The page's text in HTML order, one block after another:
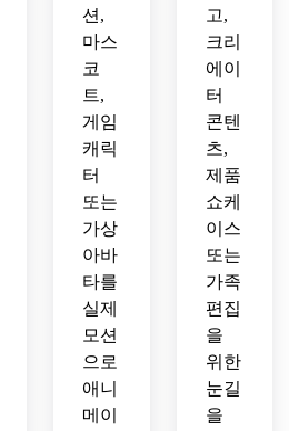
션,
마스
코
트,
게임
캐릭
터
또는
가상
아바
타를
실제
모션
으로
애니
메이
고,
크리
에이
터
콘텐
츠,
제품
쇼케
이스
또는
가족
편집
을
위한
눈길
을